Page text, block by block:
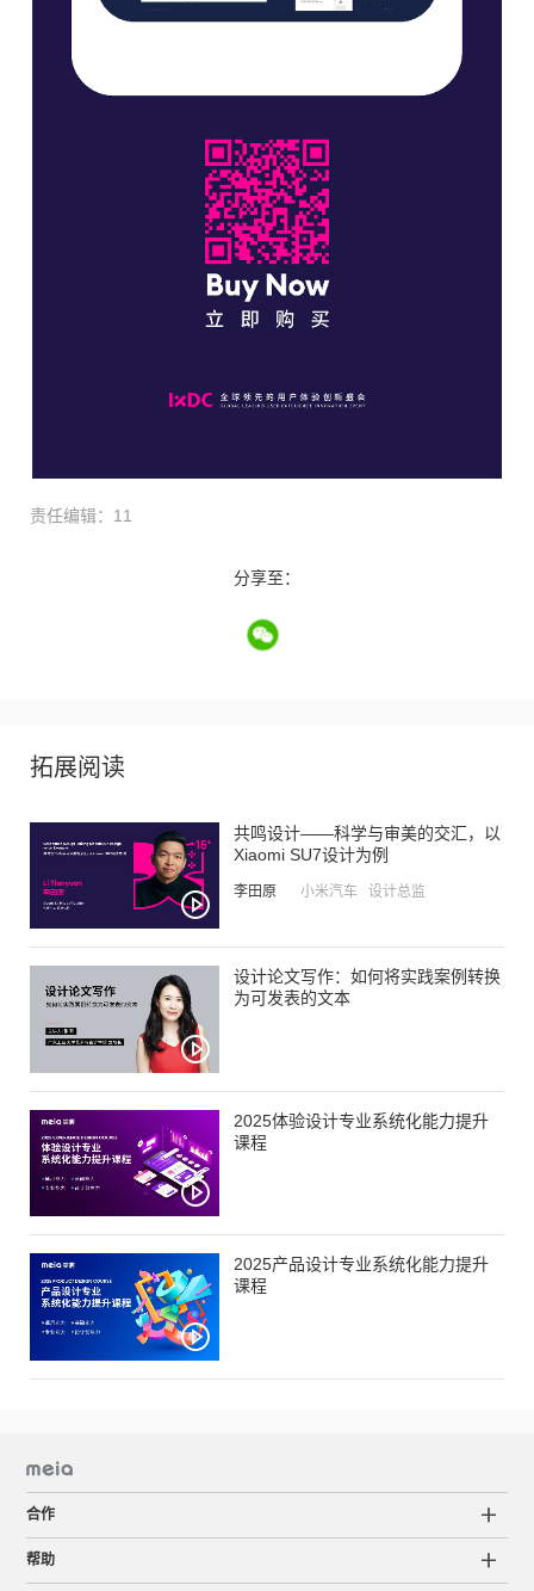
责任编辑：11
分享至：
拓展阅读
共鸣设计——科学与审美的交汇，以
Xiaomi SU7设计为例
李田原 小米汽车 设计总监
设计论文写作：如何将实践案例转换
为可发表的文本
2025体验设计专业系统化能力提升
课程
2025产品设计专业系统化能力提升
课程
合作
帮助